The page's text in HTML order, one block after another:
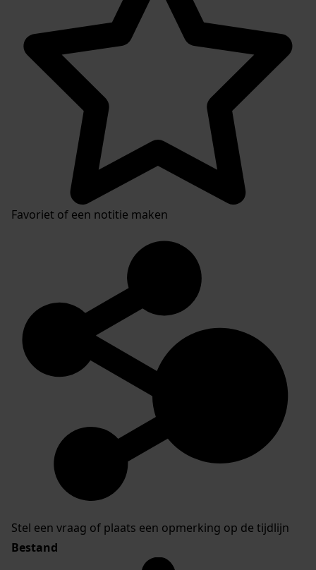
Favoriet of een notitie maken
Stel een vraag of plaats een opmerking op de tijdlijn
Bestand